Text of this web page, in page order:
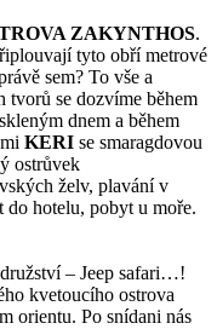
ZAKYNTHOS.
tyto obří metrové
sem? To vše a
tvorů se dozvíme během
dnem a během
KERI se smaragdovou
ostrůvek
želv, plavání v
do hotelu, pobyt u moře.
– Jeep safari…!
kvetoucího ostrova
orientu. Po snídani nás